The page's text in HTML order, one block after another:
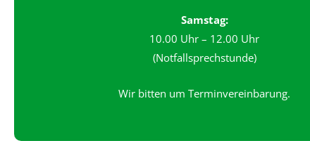
Samstag:
10.00 Uhr – 12.00 Uhr
(Notfallsprechstunde)
Wir bitten um Terminvereinbarung.